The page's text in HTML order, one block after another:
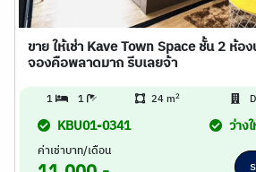
ขาย ให้เช่า Kave Town Space ชั้น 2 ห้อ
จองคือพลาดมาก รีบเลยจ้า
1 1 24 m2 D
KBU01-0341 ว่าง
ค่าเช่าบาท/เดือน